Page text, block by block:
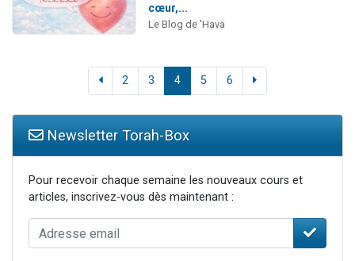
cœur,...
Le Blog de 'Hava
2 3 4 5 6
Newsletter Torah-Box
Pour recevoir chaque semaine les nouveaux cours et
articles, inscrivez-vous dès maintenant :